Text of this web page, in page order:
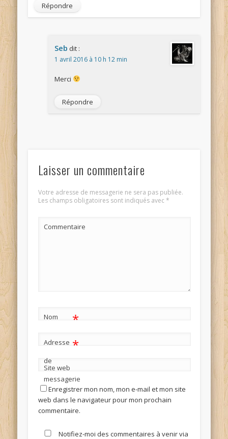
Répondre
Seb dit :
1 avril 2016 à 10 h 12 min
Merci
Répondre
Laisser un commentaire
Votre adresse de messagerie ne sera pas publiée.
Les champs obligatoires sont indiqués avec*
Commentaire
Nom *
Adresse
de
messagerie
*
Site web
Enregistrer mon nom, mon e-mail et mon site
web dans le navigateur pour mon prochain
commentaire.
Notifiez-moi des commentaires à venir via